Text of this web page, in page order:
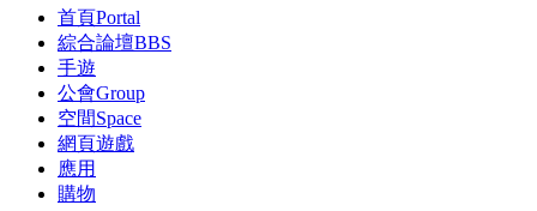
首頁Portal
綜合論壇BBS
手遊
公會Group
空間Space
網頁遊戲
應用
購物